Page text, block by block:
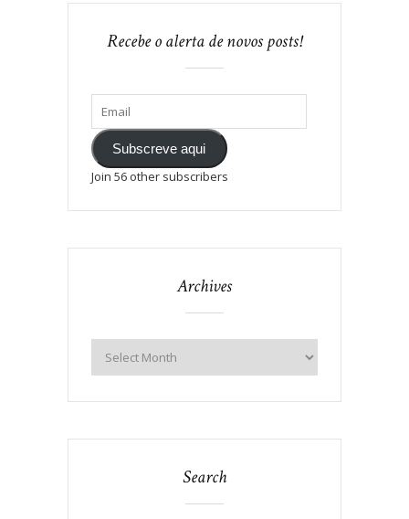
Recebe o alerta de novos posts!
Subscreve aqui
Join 56 other subscribers
Archives
Search